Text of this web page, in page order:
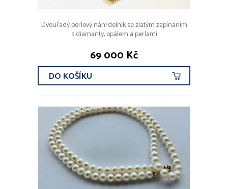
Dvouřadý perlový náhrdelník se zlatým zapínáním
s diamanty, opálem a perlami
69 000 Kč
DO KOŠÍKU